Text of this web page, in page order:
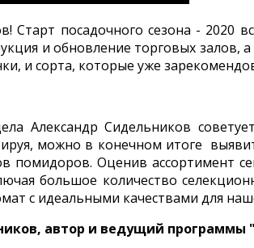
Старт посадочного сезона - 2020
и обновление торговых залов,
и сорта, которые уже
Александр Сидельников
можно в конечном итоге
помидоров. Оценив ассортимент
большое количество
с идеальными качествами для
автор и ведущий программы